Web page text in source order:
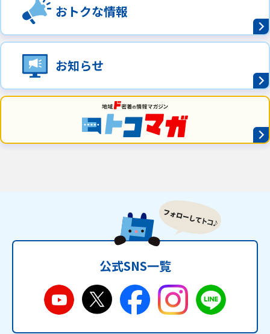
おトクな情報
お知らせ
公式SNS一覧